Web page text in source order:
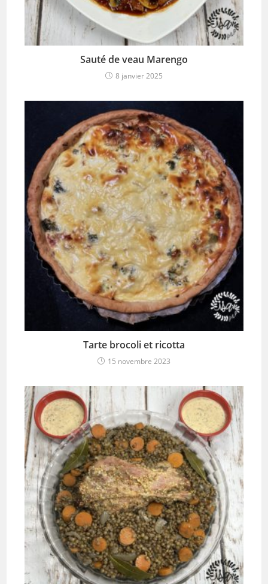
Sauté de veau Marengo
8 janvier 2025
Tarte brocoli et ricotta
15 novembre 2023